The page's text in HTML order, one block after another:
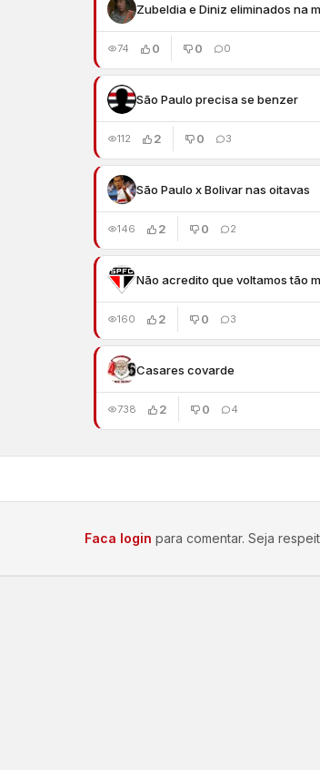
Zubeldia e Diniz eliminados na
74 0 0 0
São Paulo precisa se benzer
112 2 0 3
São Paulo x Bolivar nas oitavas
146 2 0 2
Não acredito que voltamos tão
160 2 0 3
Casares covarde
738 2 0 4
Faca login para comentar. Seja